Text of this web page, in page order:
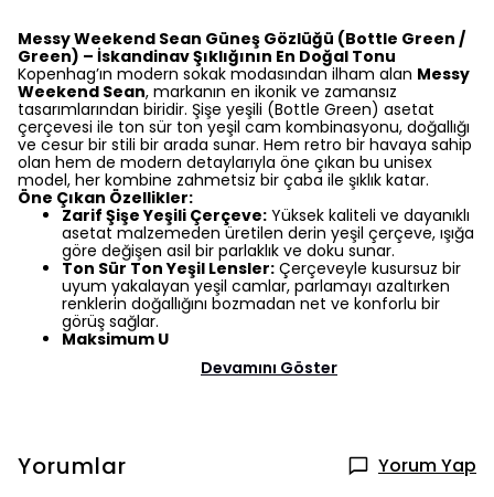
Messy Weekend Sean Güneş Gözlüğü (Bottle Green /
Green) – İskandinav Şıklığının En Doğal Tonu
Kopenhag’ın modern sokak modasından ilham alan Messy
Weekend Sean, markanın en ikonik ve zamansız
tasarımlarından biridir. Şişe yeşili (Bottle Green) asetat
çerçevesi ile ton sür ton yeşil cam kombinasyonu, doğallığı
ve cesur bir stili bir arada sunar. Hem retro bir havaya sahip
olan hem de modern detaylarıyla öne çıkan bu unisex
model, her kombine zahmetsiz bir çaba ile şıklık katar.
Öne Çıkan Özellikler:
Zarif Şişe Yeşili Çerçeve: Yüksek kaliteli ve dayanıklı
asetat malzemeden üretilen derin yeşil çerçeve, ışığa
göre değişen asil bir parlaklık ve doku sunar.
Ton Sür Ton Yeşil Lensler: Çerçeveyle kusursuz bir
uyum yakalayan yeşil camlar, parlamayı azaltırken
renklerin doğallığını bozmadan net ve konforlu bir
görüş sağlar.
Maksimum U
Devamını Göster
Yorumlar Yorum Yap